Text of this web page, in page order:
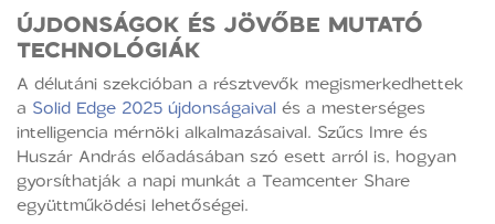
ÚJDONSÁGOK ÉS JÖVŐBE MUTATÓ
TECHNOLÓGIÁK
A délutáni szekcióban a résztvevők megismerkedhettek
a Solid Edge 2025 újdonságaivalés a mesterséges
intelligencia mérnöki alkalmazásaival. Szűcs Imre és
Huszár András előadásában szó esett arról is, hogyan
gyorsíthatják a napi munkát a Teamcenter Share
együttműködési lehetőségei.